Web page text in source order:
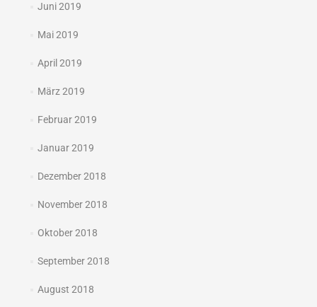
Juni 2019
Mai 2019
April 2019
März 2019
Februar 2019
Januar 2019
Dezember 2018
November 2018
Oktober 2018
September 2018
August 2018